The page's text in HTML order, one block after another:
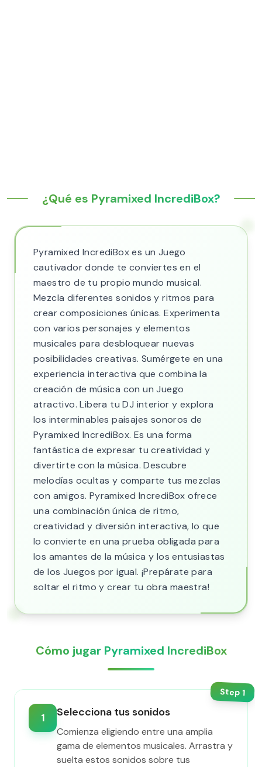
¿Qué es Pyramixed IncrediBox?
Pyramixed IncrediBox es un Juego
cautivador donde te conviertes en el
maestro de tu propio mundo musical.
Mezcla diferentes sonidos y ritmos para
crear composiciones únicas. Experimenta
con varios personajes y elementos
musicales para desbloquear nuevas
posibilidades creativas. Sumérgete en una
experiencia interactiva que combina la
creación de música con un Juego
atractivo. Libera tu DJ interior y explora
los interminables paisajes sonoros de
Pyramixed IncrediBox. Es una forma
fantástica de expresar tu creatividad y
divertirte con la música. Descubre
melodías ocultas y comparte tus mezclas
con amigos. Pyramixed IncrediBox ofrece
una combinación única de ritmo,
creatividad y diversión interactiva, lo que
lo convierte en una prueba obligada para
los amantes de la música y los entusiastas
de los Juegos por igual. ¡Prepárate para
soltar el ritmo y crear tu obra maestra!
Cómo jugar Pyramixed IncrediBox
Step1
1 Selecciona tus sonidos
Comienza eligiendo entre una amplia
gama de elementos musicales. Arrastra y
suelta estos sonidos sobre tus